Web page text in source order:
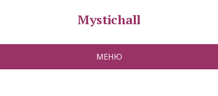
Mystichall
МЕНЮ